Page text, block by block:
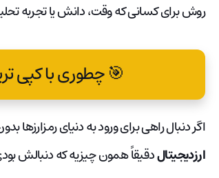
روش برای کسانی که وقت، دانش یا تجربه
🎯 چطوری با کپی
اگر دنبال راهی برای ورود به دنیای
ارزدیجیتالدقیقاً همون چیزیه که دنبالش